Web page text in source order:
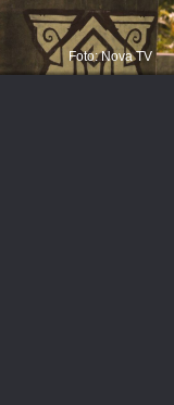
Foto: Nova TV